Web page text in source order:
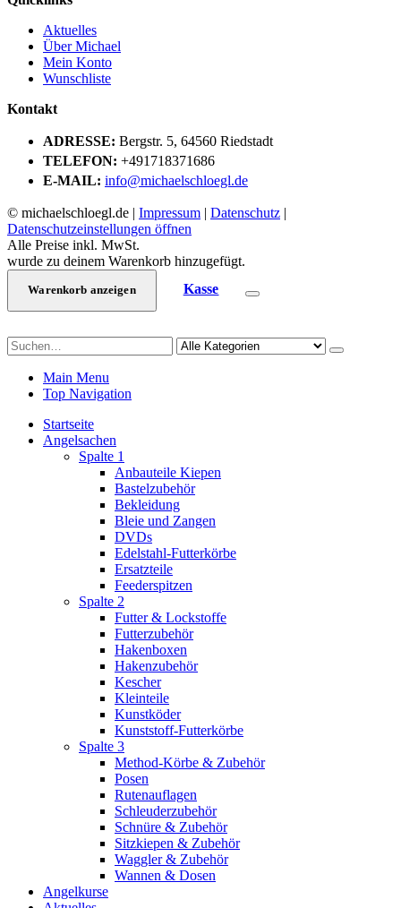
Aktuelles
Über Michael
Mein Konto
Wunschliste
Kontakt
ADRESSE: Bergstr. 5, 64560 Riedstadt
TELEFON: +491718371686
E-MAIL: info@michaelschloegl.de
© michaelschloegl.de | Impressum | Datenschutz |
Datenschutzeinstellungen öffnen
Alle Preise inkl. MwSt.
wurde zu deinem Warenkorb hinzugefügt.
Warenkorb anzeigen Kasse
Main Menu
Top Navigation
Startseite
Angelsachen
Spalte 1
Anbauteile Kiepen
Bastelzubehör
Bekleidung
Bleie und Zangen
DVDs
Edelstahl-Futterkörbe
Ersatzteile
Feederspitzen
Spalte 2
Futter & Lockstoffe
Futterzubehör
Hakenboxen
Hakenzubehör
Kescher
Kleinteile
Kunstköder
Kunststoff-Futterkörbe
Spalte 3
Method-Körbe & Zubehör
Posen
Rutenauflagen
Schleuderzubehör
Schnüre & Zubehör
Sitzkiepen & Zubehör
Waggler & Zubehör
Wannen & Dosen
Angelkurse